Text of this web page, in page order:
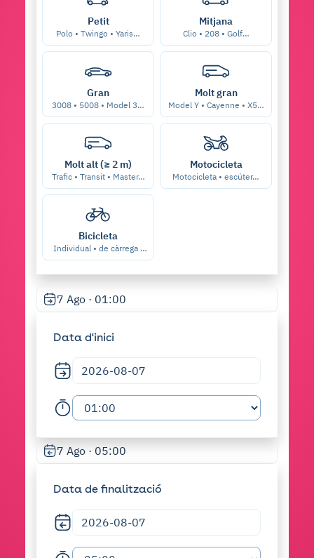
Petit
Polo • Twingo • Yaris…
Mitjana
Clio • 208 • Golf…
Gran
3008 • 5008 • Model 3…
Molt gran
Model Y • Cayenne • X5…
Molt alt (≥ 2 m)
Trafic • Transit • Master…
Motocicleta
Motocicleta • escúter…
Bicicleta
Individual • de càrrega •
biplaça…
7 Ago · 01:00
Data d'inici
7 Ago · 05:00
Data de finalització